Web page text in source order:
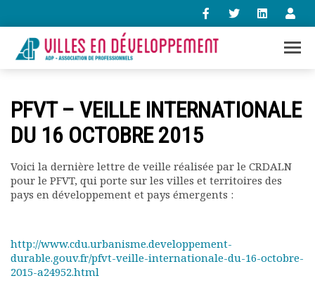
contact@villes-developpement.org
L’association
Qui sommes-nous ?
Statuts de l’association
Vie de l’association
Calendrier des activités
PFVT – VEILLE INTERNATIONALE
DU 16 OCTOBRE 2015
Voici la dernière lettre de veille réalisée par le CRDALN
pour le PFVT, qui porte sur les villes et territoires des
pays en développement et pays émergents :
http://www.cdu.urbanisme.developpement-
durable.gouv.fr/pfvt-veille-internationale-du-16-octobre-
2015-a24952.html